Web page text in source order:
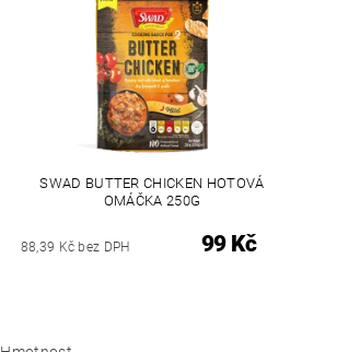
SWAD BUTTER CHICKEN HOTOVÁ
OMÁČKA 250G
88,39 Kč bez DPH 99 Kč